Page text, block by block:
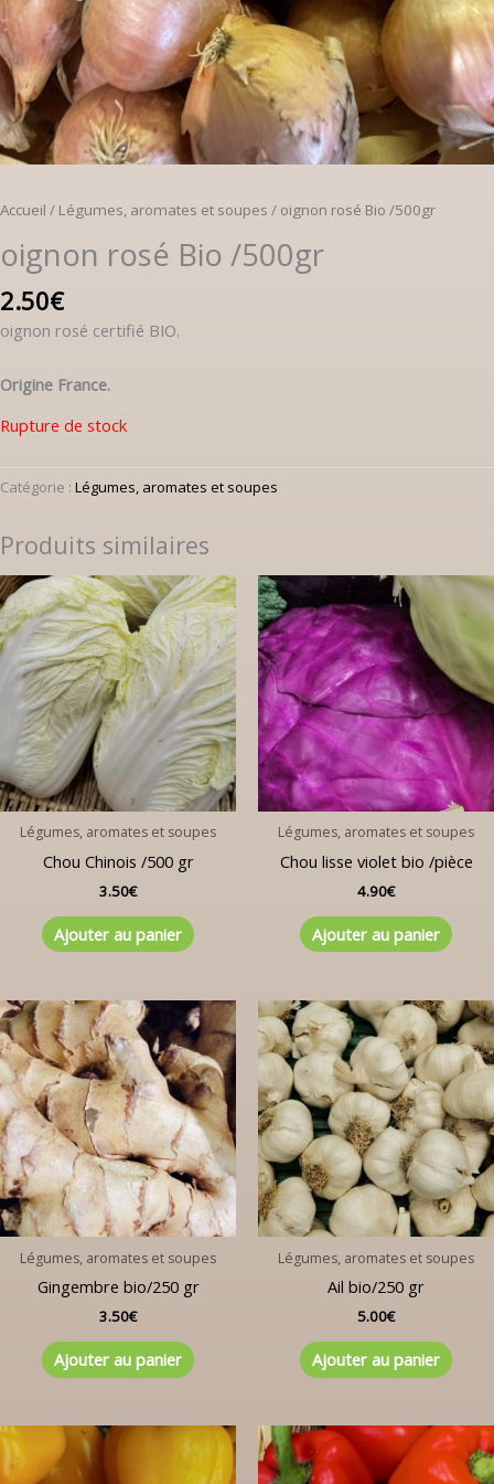
Accueil / Légumes, aromates et soupes / oignon rosé Bio /500gr
oignon rosé Bio /500gr
2.50€
oignon rosé certifié BIO.
Origine France.
Rupture de stock
Catégorie : Légumes, aromates et soupes
Produits similaires
Légumes, aromates et soupes
Chou Chinois /500 gr
3.50€
Ajouter au panier
Légumes, aromates et soupes
Chou lisse violet bio /pièce
4.90€
Ajouter au panier
Légumes, aromates et soupes
Gingembre bio/250 gr
3.50€
Ajouter au panier
Légumes, aromates et soupes
Ail bio/250 gr
5.00€
Ajouter au panier